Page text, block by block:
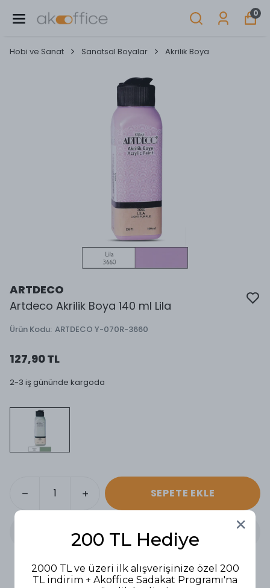
0
Hobi ve Sanat Sanatsal Boyalar Akrilik Boya
ARTDECO
Artdeco Akrilik Boya 140 ml Lila
Ürün Kodu: ARTDECO Y-070R-3660
127,90 TL
2-3 iş gününde kargoda
SEPETE EKLE
200 TL Hediye
2000 TL ve üzeri ilk alışverişinize özel 200
TL indirim + Akoffice Sadakat Programı'na